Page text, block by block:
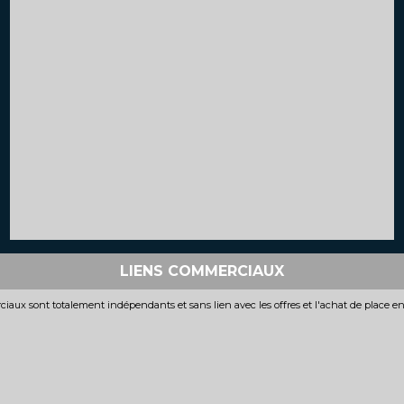
LIENS COMMERCIAUX
sont totalement indépendants et sans lien avec les offres et l'achat de place